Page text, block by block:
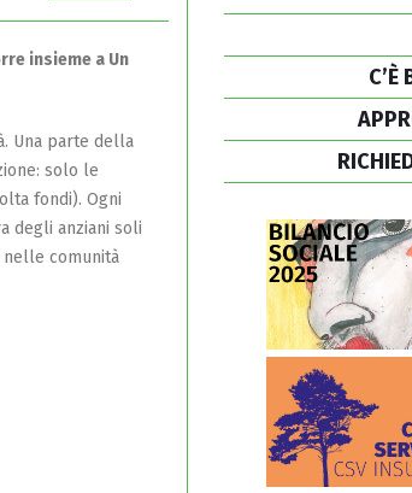
insieme a Un
Una parte della
solo le
fondi). Ogni
degli anziani soli
nelle comunità
C’È